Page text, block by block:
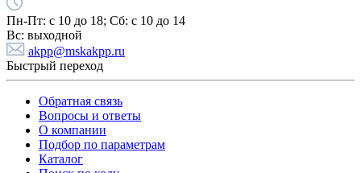
Пн-Пт: с 10 до 18; Cб: с 10 до 14
Вс: выходной
akpp@mskakpp.ru
Быстрый переход
Обратная связь
Вопросы и ответы
О компании
Подбор по параметрам
Каталог